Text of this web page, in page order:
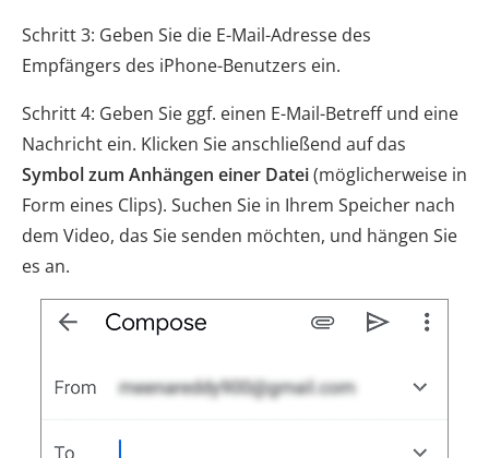
Schritt 3: Geben Sie die E-Mail-Adresse des
Empfängers des iPhone-Benutzers ein.
Schritt 4: Geben Sie ggf. einen E-Mail-Betreff und eine
Nachricht ein. Klicken Sie anschließend auf das
Symbol zum Anhängen einer Datei(möglicherweise in
Form eines Clips). Suchen Sie in Ihrem Speicher nach
dem Video, das Sie senden möchten, und hängen Sie
es an.